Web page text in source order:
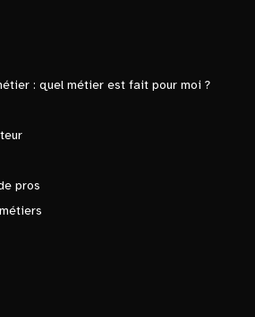
: quel métier est fait pour moi ?
pros